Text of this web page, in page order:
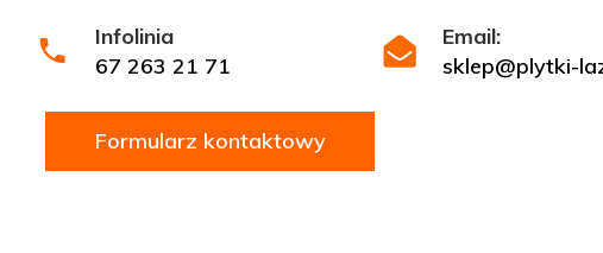
Infolinia
67 263 21 71
Email:
sklep@plytki-
Formularz kontaktowy